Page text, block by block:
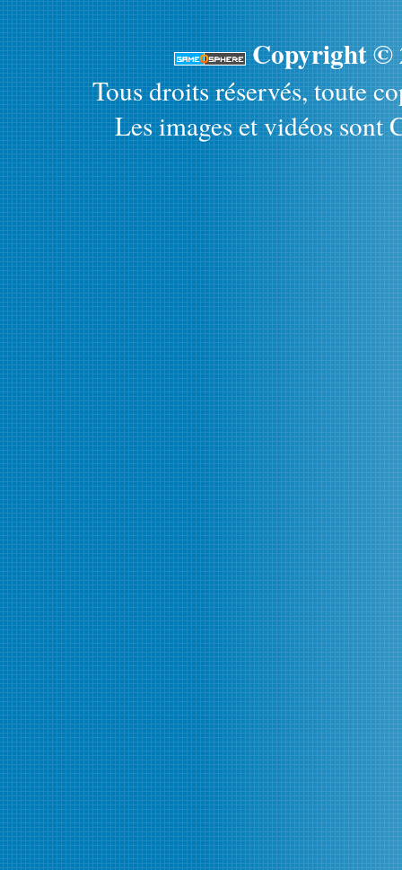
Copyright ©
Tous droits réservés, toute
Les images et vidéos